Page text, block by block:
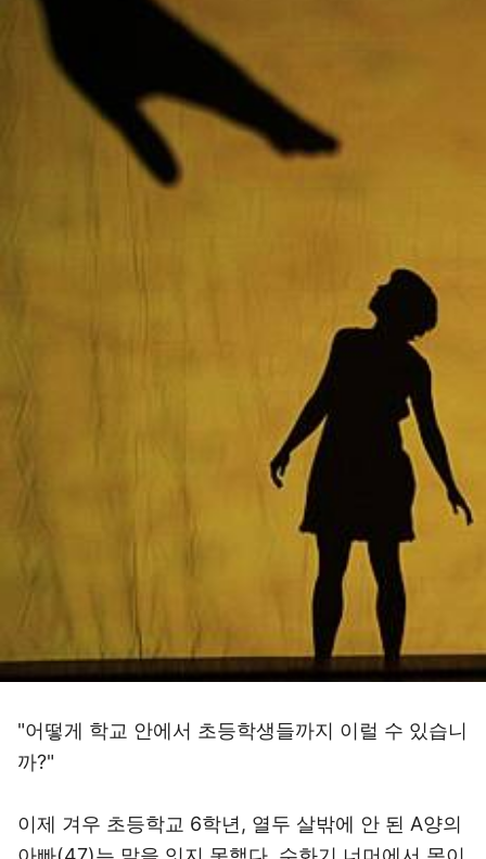
"어떻게 학교 안에서 초등학생들까지 이럴 수 있습니
까?"
이제 겨우 초등학교 6학년, 열두 살밖에 안 된 A양의